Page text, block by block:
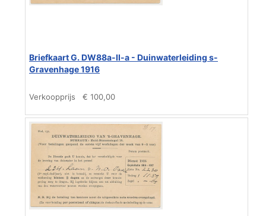
Briefkaart G. DW88a-II-a - Duinwaterleiding s-
Gravenhage 1916
Verkoopprijs € 100,00